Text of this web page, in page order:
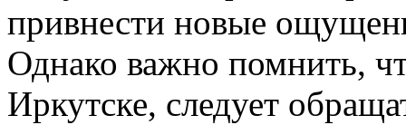
привнести новые
Однако важно помнить,
Иркутске, следует